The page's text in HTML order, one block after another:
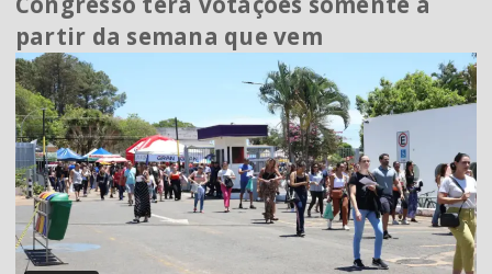
partir da semana que vem